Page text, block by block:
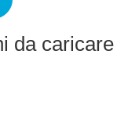
da caricare